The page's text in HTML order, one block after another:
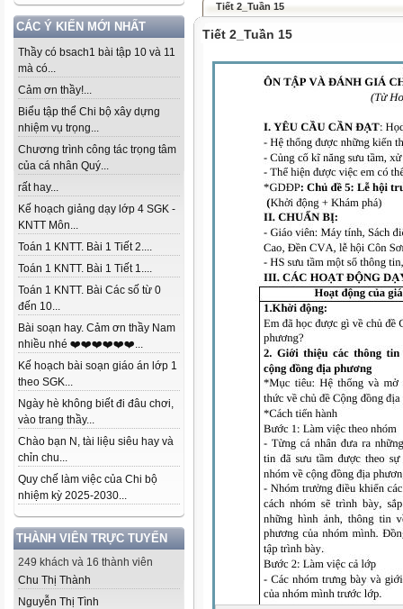
CÁC Ý KIẾN MỚI NHẤT
Thầy có bsach1 bài tập 10 và 11
mà có...
Cảm ơn thầy!...
Biểu tập thể Chi bộ xây dựng
nhiệm vụ trọng...
Chương trình công tác trọng tâm
của cá nhân Quý...
rất hay...
Kế hoạch giảng dạy lớp 4 SGK -
KNTT Môn...
Toán 1 KNTT. Bài 1 Tiết 2....
Toán 1 KNTT. Bài 1 Tiết 1....
Toán 1 KNTT. Bài Các số từ 0
đến 10...
Bài soạn hay. Cảm ơn thầy Nam
nhiều nhé ❤️❤️❤️❤️❤️❤️...
Kế hoạch bài soạn giáo án lớp 1
theo SGK...
Ngày hè không biết đi đâu chơi,
vào trang thầy...
Chào bạn N, tài liệu siêu hay và
chỉn chu...
Quy chế làm việc của Chi bộ
nhiệm kỳ 2025-2030...
THÀNH VIÊN TRỰC TUYẾN
249 khách và 16 thành viên
Chu Thị Thành
Nguyễn Thị Tình
Tiết 2_Tuần 15
Tiết 2_Tuần 15